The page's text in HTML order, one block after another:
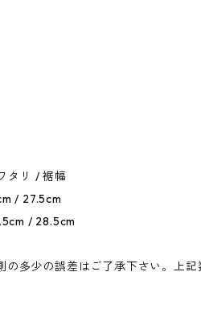
タリ / 裾幅
/ 27.5cm
/ 28.5cm
多少の誤差はご了承下さい。上記